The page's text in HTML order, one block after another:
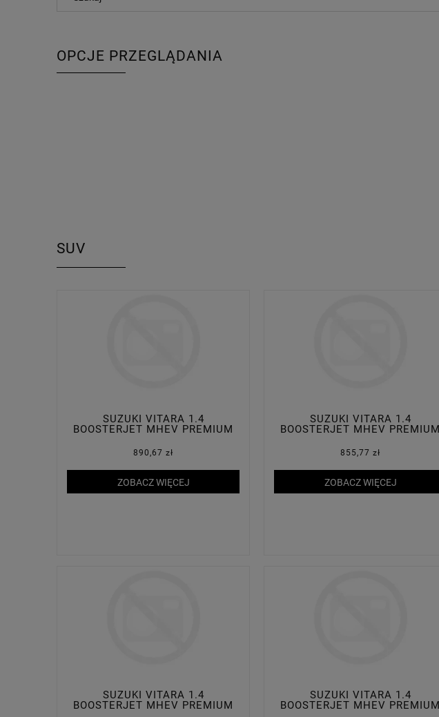
OPCJE PRZEGLĄDANIA
SUV
SUZUKI VITARA 1.4
BOOSTERJET MHEV PREMIUM
890,67 zł
ZOBACZ WIĘCEJ
SUZUKI VITARA 1.4
BOOSTERJET MHEV PREMIUM
855,77 zł
ZOBACZ WIĘCEJ
SUZUKI VITARA 1.4
BOOSTERJET MHEV PREMIUM
SUZUKI VITARA 1.4
BOOSTERJET MHEV PREMIUM